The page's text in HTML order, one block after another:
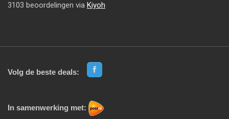
3103 beoordelingen via Kiyoh
Volg de beste deals:
In samenwerking met: